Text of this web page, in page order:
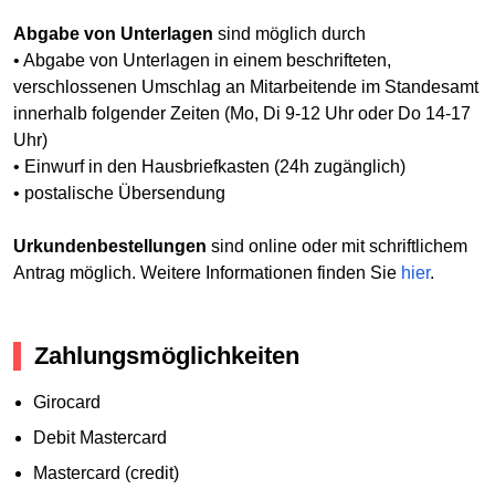
Abgabe von Unterlagen sind möglich durch
• Abgabe von Unterlagen in einem beschrifteten,
verschlossenen Umschlag an Mitarbeitende im Standesamt
innerhalb folgender Zeiten (Mo, Di 9-12 Uhr oder Do 14-17
Uhr)
• Einwurf in den Hausbriefkasten (24h zugänglich)
• postalische Übersendung
Urkundenbestellungen sind online oder mit schriftlichem
Antrag möglich. Weitere Informationen finden Sie hier.
Zahlungsmöglichkeiten
Girocard
Debit Mastercard
Mastercard (credit)